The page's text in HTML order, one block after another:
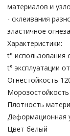
материалов и
- склеивания
эластичное
Характеристики:
t° использования
t° эксплуатации
Огнестойкость
Плотность
Деформационная
Цвет белый